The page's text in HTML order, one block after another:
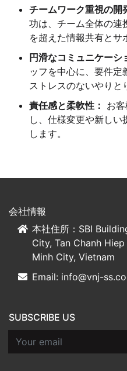
チームワーク重視の開
功は、チーム全体の連
を超えた情報共有とサ
円滑なコミュニケーシ
ッフを中心に、要件定
ストレスのないやりと
責任感と柔軟性： お
し、仕様変更や新し
します。
会社情報
本社住所：SBI
City, Tan Chanh
Minh City, Vietnam
Email: info@vnj-
SUBSCRIBE US
Email